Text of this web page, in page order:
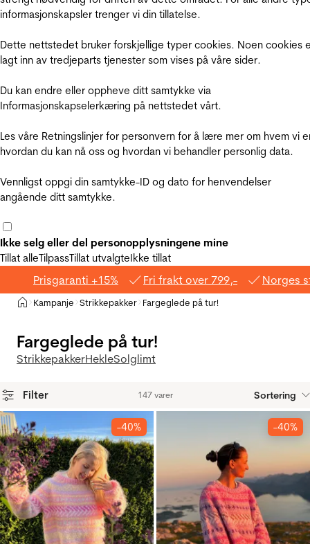
informasjonskapsler trenger vi din tillatelse.
Dette nettstedet bruker forskjellige typer cookies. Noen cookies
lagt inn av tredjeparts tjenester som vises på våre sider.
Du kan endre eller oppheve ditt samtykke via
Informasjonskapselerkæring på nettstedet vårt.
Les våre Retningslinjer for personvern for å lære mer om hvem vi
hvordan du kan nå oss og hvordan vi behandler personlig data.
Vennligst oppgi din samtykke-ID og dato for henvendelser
angående ditt samtykke.
Ikke selg eller del personopplysningene mine
Tillat alleTilpassTillat utvalgteIkke tillat
Prisgaranti +15% Fri frakt over 799,- Norges
Hjem
>Kampanje >Strikkepakker >Fargeglede på tur!
Fargeglede på tur!
StrikkepakkerHekleSolglimt
Filter 147 varer Sortering
Produkter
-40% -40%